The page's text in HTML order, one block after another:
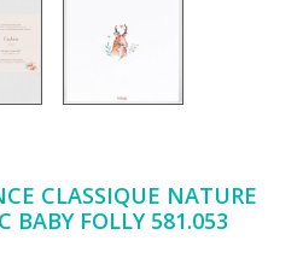
CLASSIQUE NATURE
BABY FOLLY 581.053